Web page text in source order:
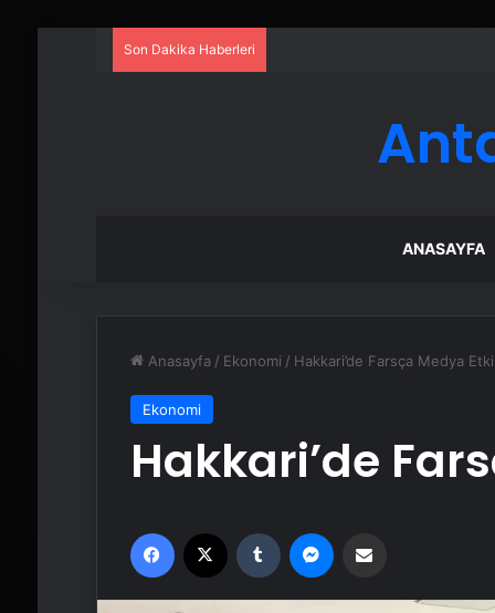
Son Dakika Haberleri
ANASAYFA
Anasayfa / Ekonomi / Hakkari’de Farsça Medya
Ekonomi
Hakkari’de
Facebook Tumblr